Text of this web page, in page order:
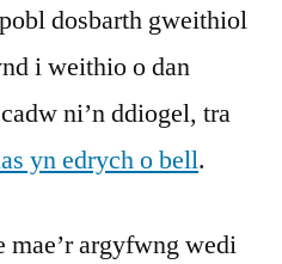
dosbarth gweithiol
i weithio o dan
ni’n ddiogel, tra
yn edrych o bell.
argyfwng wedi